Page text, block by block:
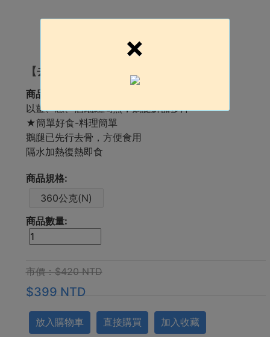
【去骨鹽水鵝腿】經典在地美食
商品簡介:
以薑、蔥、酒細細悶煮，鵝腿鮮甜多汁
★簡單好食-料理簡單
鵝腿已先行去骨，方便食用
隔水加熱復熱即食
商品規格:
360公克(N)
商品數量:
市價：$420 NTD
$399 NTD
放入購物車 直接購買 加入收藏
×